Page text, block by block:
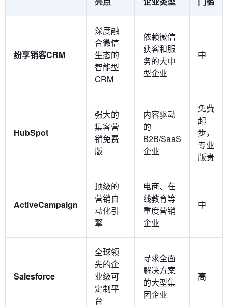
纷享销客CRM
深度融
合微信
生态的
智能型
CRM
依赖微信
获客和服
务的大中
型企业
中
HubSpot
强大的
集客营
销免费
版
内容驱动
的
B2B/SaaS
企业
免费
起
步，
专业
版贵
ActiveCampaign
顶级的
营销自
动化引
擎
电商、在
线教育等
重度营销
企业
中
Salesforce
全球领
先的企
业级可
定制平
台
寻求全面
解决方案
的大型集
团企业
高